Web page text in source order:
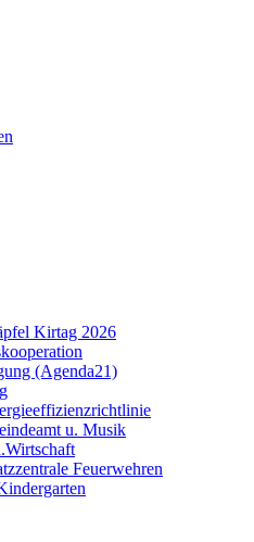
Kirtag 2026
(Agenda21)
u. Musik
Feuerwehren